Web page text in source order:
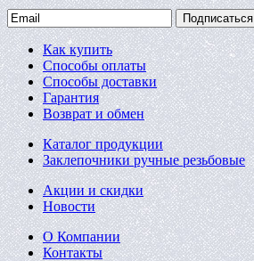
Подписаться
Как купить
Способы оплаты
Способы доставки
Гарантия
Возврат и обмен
Каталог продукции
Заклепочники ручные резьбовые
Акции и скидки
Новости
О Компании
Контакты